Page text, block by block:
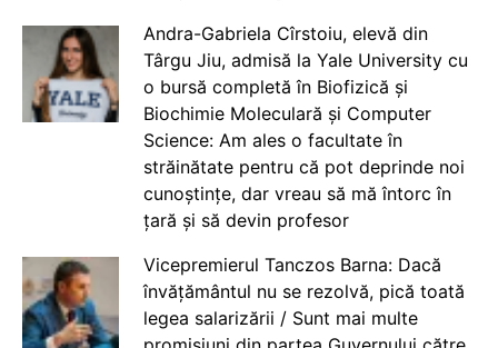
Andra-Gabriela Cîrstoiu, elevă din
Târgu Jiu, admisă la Yale University cu
o bursă completă în Biofizică și
Biochimie Moleculară și Computer
Science: Am ales o facultate în
străinătate pentru că pot deprinde noi
cunoștințe, dar vreau să mă întorc în
țară și să devin profesor
Vicepremierul Tanczos Barna: Dacă
învățământul nu se rezolvă, pică toată
legea salarizării / Sunt mai multe